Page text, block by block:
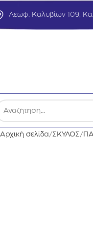
Λεωφ. Καλυβίων 109,
Αρχική σελίδα ΣΚΥΛΟΣ